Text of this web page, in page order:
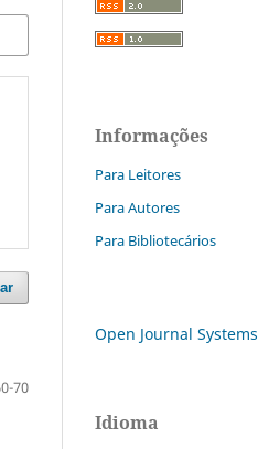
70
Informações
Para Leitores
Para Autores
Para Bibliotecários
Open Journal Systems
Idioma